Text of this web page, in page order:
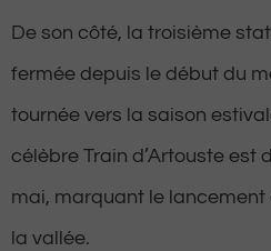
De son côté, la troisième
fermée depuis le début du
tournée vers la saison
célèbre Train d’Artouste est
mai, marquant le lancement
la vallée.